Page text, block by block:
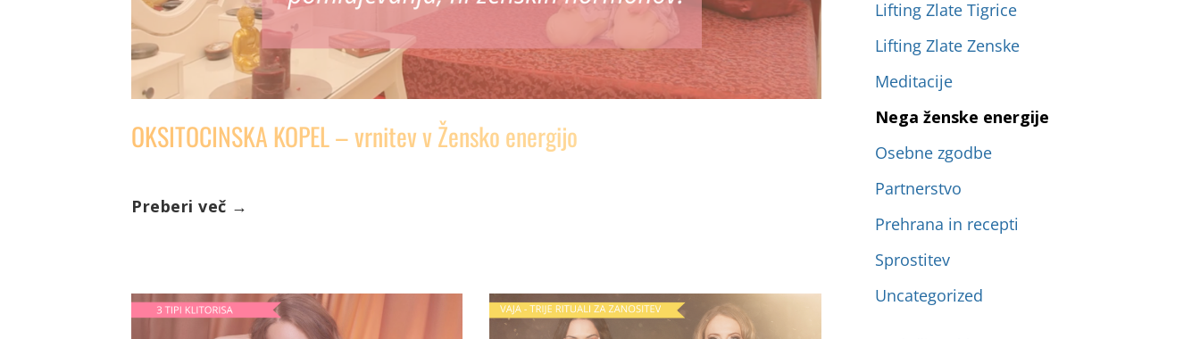
OKSITOCINSKA KOPEL – vrnitev v Žensko energijo
Preberi več →
Lifting Zlate Tigrice
Lifting Zlate Zenske
Meditacije
Nega ženske energije
Osebne zgodbe
Partnerstvo
Prehrana in recepti
Sprostitev
Uncategorized